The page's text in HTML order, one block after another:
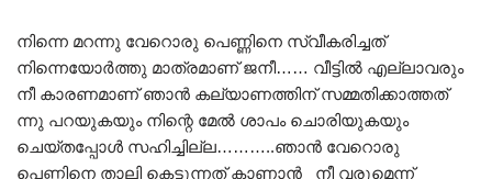
നിന്നെ മറന്നു വേറൊരു പെണ്ണിനെ സ്വീകരിച്ചത്
നിന്നെയോർത്തു മാത്രമാണ് ജനീ…… വീട്ടിൽ എല്ലാവരും
നീ കാരണമാണ് ഞാൻ കല്യാണത്തിന് സമ്മതിക്കാത്തത്
ന്നു പറയുകയും നിന്റെ മേൽ ശാപം ചൊരിയുകയും
ചെയ്തപ്പോൾ സഹിച്ചില്ല………..ഞാൻ വേറൊരു
പെണ്ണിനെ താലി കെട്ടുന്നത് കാണാൻ നീ വരുമെന്ന്